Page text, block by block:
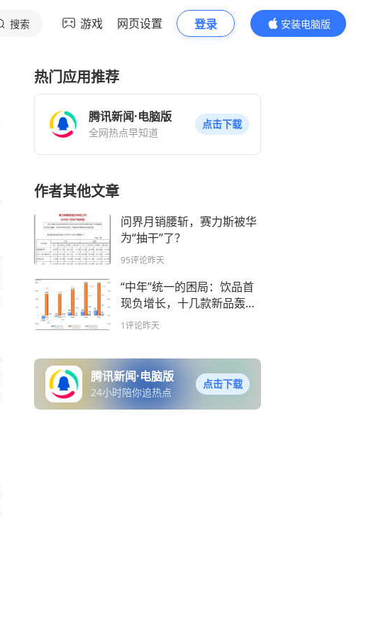
搜索 游戏 网页设置 登录
安装电脑版
内容更精彩
热门应用推荐
腾讯新闻·电脑版
全网热点早知道
点击下载
作者其他文章
问界月销腰斩，赛力斯被华
为“抽干”了？
95评论昨天
“中年”统一的困局：饮品首
现负增长，十几款新品轰炸
难造爆款
1评论昨天
腾讯新闻·电脑版
24小时陪你追热点
点击下载